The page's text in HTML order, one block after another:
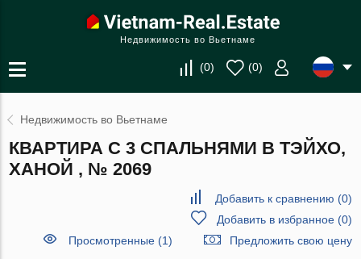
Недвижимость во Вьетнаме
(0) (0)
Недвижимость во Вьетнаме
КВАРТИРА С 3 СПАЛЬНЯМИ В ТЭЙХО,
ХАНОЙ , № 2069
Добавить к сравнению (0)
Добавить в избранное(0)
Просмотренные (1)
Предложить свою цену